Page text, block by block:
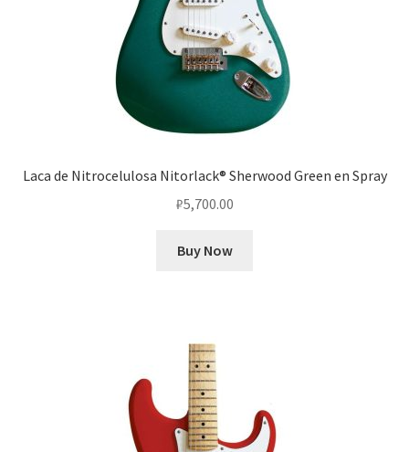
Laca de Nitrocelulosa Nitorlack® Sherwood Green en Spray
₽5,700.00
Buy Now